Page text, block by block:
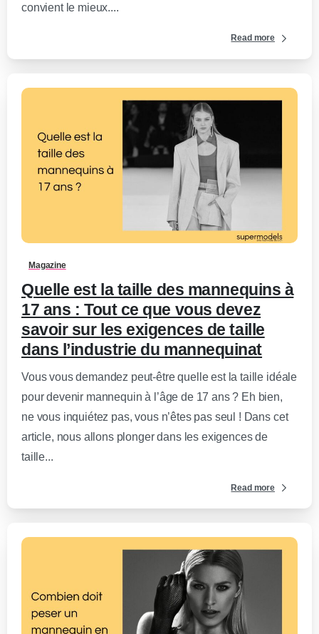
convient le mieux....
Read more
0
Magazine
Quelle est la taille des mannequins à
17 ans : Tout ce que vous devez
savoir sur les exigences de taille
dans l’industrie du mannequinat
Vous vous demandez peut-être quelle est la taille idéale
pour devenir mannequin à l’âge de 17 ans ? Eh bien,
ne vous inquiétez pas, vous n’êtes pas seul ! Dans cet
article, nous allons plonger dans les exigences de
taille...
Read more